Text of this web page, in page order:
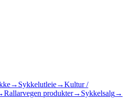
→ Sykkelutleie→Kultur /
Rallarvegen produkter→ Sykkelsalg→